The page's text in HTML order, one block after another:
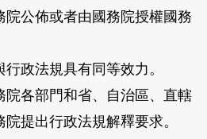
院公佈或者由國務院授權國務
政法規具有同等效力。
各部門和省、自治區、直轄
提出行政法規解釋要求。